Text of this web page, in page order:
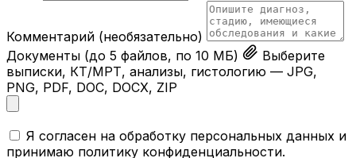
Комментарий (необязательно)
Документы (до 5 файлов, по 10 МБ)
Выберите
выписки, КТ/МРТ, анализы, гистологию — JPG,
PNG, PDF, DOC, DOCX, ZIP
Я согласен на обработку персональных данных и
принимаю политику конфиденциальности.